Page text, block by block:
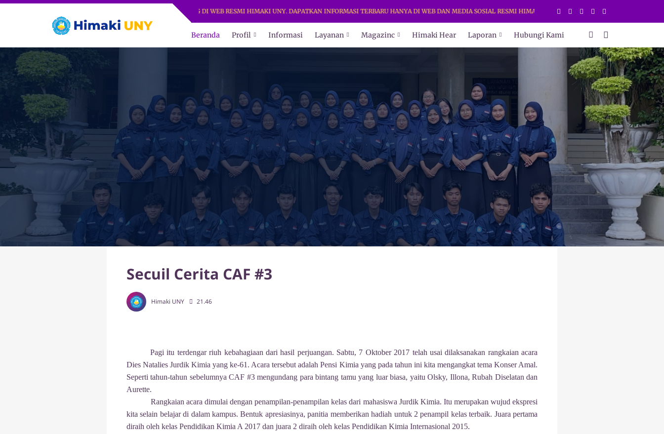
SELAMAT DATANG DI WEB RESMI HIMAKI UNY. DAPATKAN INFORMASI TERBARU HANYA DI WEB DAN MEDIA SOSIAL RESMI HIMAKI UNY.
Beranda Profil Informasi Layanan Magazinc Himaki Hear Laporan Hubungi Kami
Secuil Cerita CAF #3
Himaki UNY 21.46
Pagi itu terdengar riuh kebahagiaan dari hasil perjuangan. Sabtu, 7 Oktober 2017 telah usai dilaksanakan rangkaian acara
Dies Natalies Jurdik Kimia yang ke-61. Acara tersebut adalah Pensi Kimia yang pada tahun ini kita mengangkat tema Konser Amal.
Seperti tahun-tahun sebelumnya CAF #3 mengundang para bintang tamu yang luar biasa, yaitu Olsky, Illona, Rubah Diselatan dan
Aurette.
Rangkaian acara dimulai dengan penampilan-penampilan kelas dari mahasiswa Jurdik Kimia. Itu merupakan wujud ekspresi
kita selain belajar di dalam kampus. Bentuk apresiasinya, panitia memberikan hadiah untuk 2 penampil kelas terbaik. Juara pertama
diraih oleh kelas Pendidikan Kimia A 2017 dan juara 2 diraih oleh kelas Pendidikan Kimia Internasional 2015.